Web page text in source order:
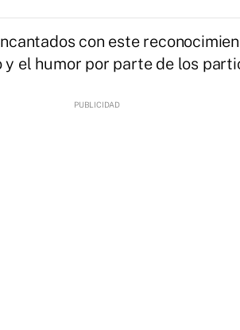
con este
el humor por parte de los